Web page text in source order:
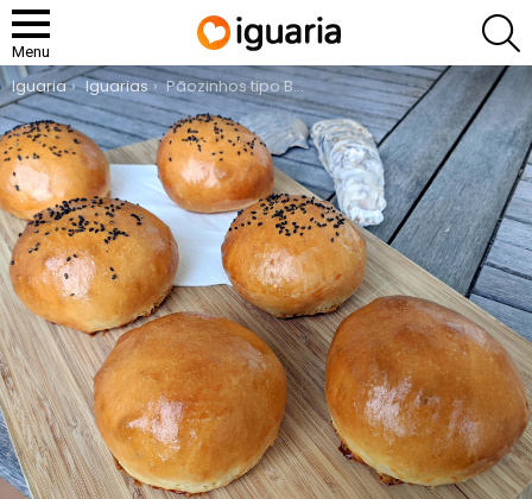
Menu
You are here:
Iguaria Iguarias Pãozinhos tipo Brioche